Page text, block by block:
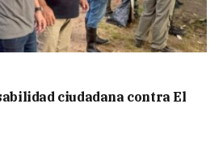
ciudadana contra El